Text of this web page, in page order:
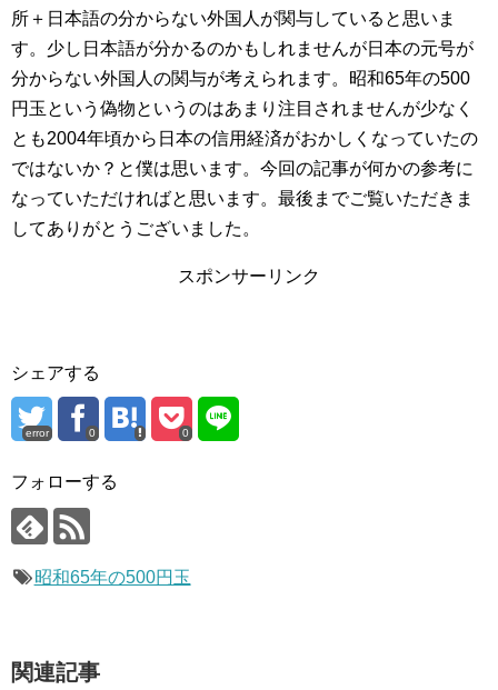
所＋日本語の分からない外国人が関与していると思いま
す。少し日本語が分かるのかもしれませんが日本の元号が
分からない外国人の関与が考えられます。昭和65年の500
円玉という偽物というのはあまり注目されませんが少なく
とも2004年頃から日本の信用経済がおかしくなっていたの
ではないか？と僕は思います。今回の記事が何かの参考に
なっていただければと思います。最後までご覧いただきま
してありがとうございました。
スポンサーリンク
シェアする
error 0 0
フォローする
昭和65年の500円玉
関連記事